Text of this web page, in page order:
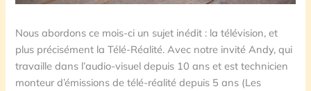
Nous abordons ce mois-ci un sujet inédit : la télévision, et
plus précisément la Télé-Réalité. Avec notre invité Andy, qui
travaille dans l’audio-visuel depuis 10 ans et est technicien
monteur d’émissions de télé-réalité depuis 5 ans (Les